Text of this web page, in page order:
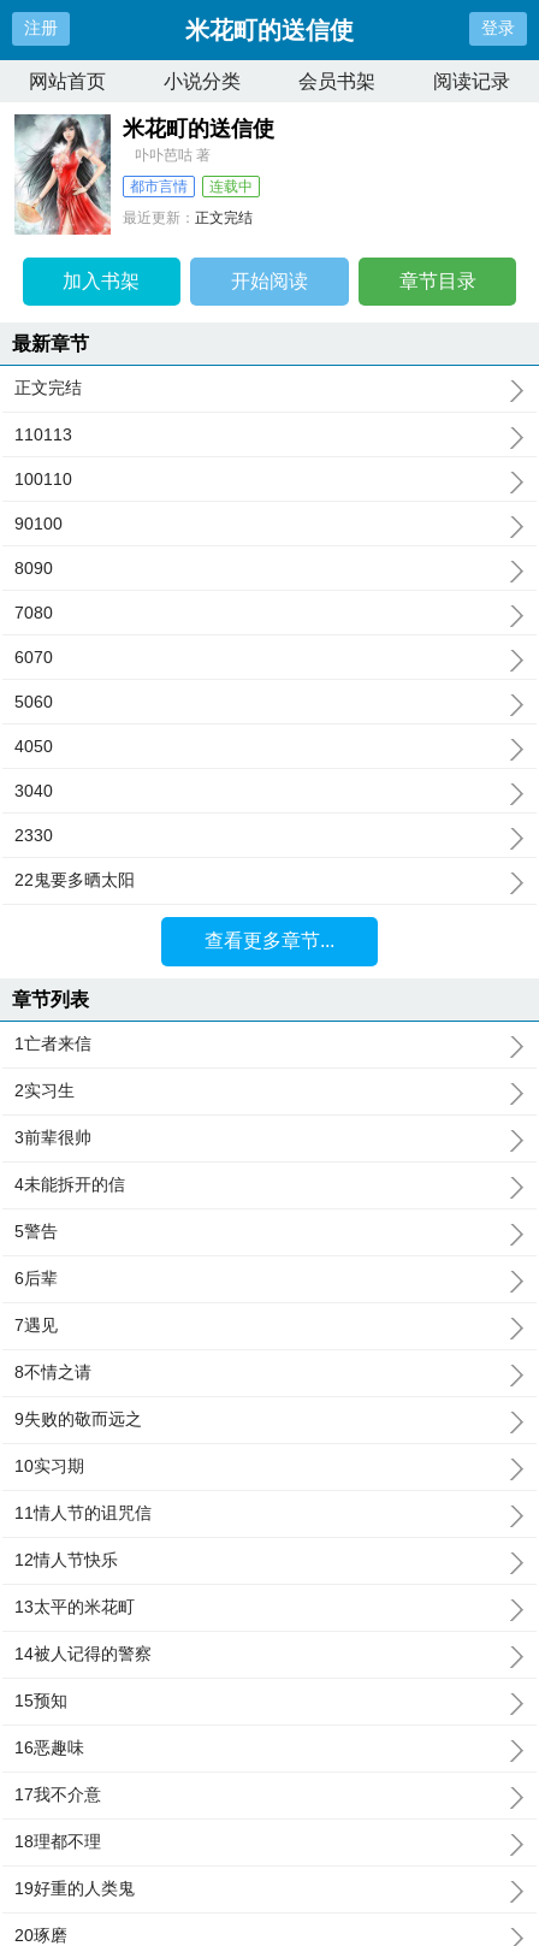
注册 米花町的送信使 登录
网站首页 小说分类 会员书架 阅读记录
米花町的送信使
卟卟芭咕 著
都市言情
连载中
最近更新：正文完结
加入书架 开始阅读 章节目录
最新章节
正文完结
110113
100110
90100
8090
7080
6070
5060
4050
3040
2330
22鬼要多晒太阳
查看更多章节...
章节列表
1亡者来信
2实习生
3前辈很帅
4未能拆开的信
5警告
6后辈
7遇见
8不情之请
9失败的敬而远之
10实习期
11情人节的诅咒信
12情人节快乐
13太平的米花町
14被人记得的警察
15预知
16恶趣味
17我不介意
18理都不理
19好重的人类鬼
20琢磨